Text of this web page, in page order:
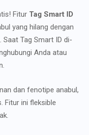
Fitur Tag Smart ID
yang hilang dengan
Tag Smart ID di-
Anda atau
dan fenotipe anabul,
Fitur ini fleksible